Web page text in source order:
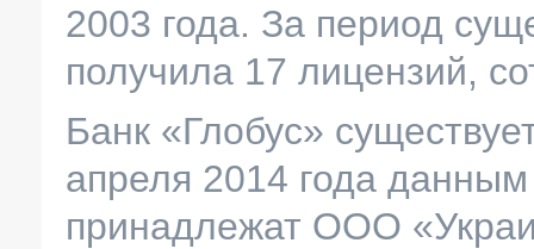
2003 года. За период
получила 17 лицензий,
Банк «Глобус»
апреля 2014 года
принадлежат ООО